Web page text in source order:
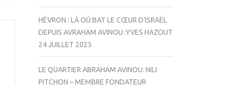
HÉVRON : LÀ OÙ BAT LE CŒUR D’ISRAËL
DEPUIS AVRAHAM AVINOU :YVES HAZOUT
24 JUILLET 2025
LE QUARTIER ABRAHAM AVINOU: NILI
PITCHON – MEMBRE FONDATEUR